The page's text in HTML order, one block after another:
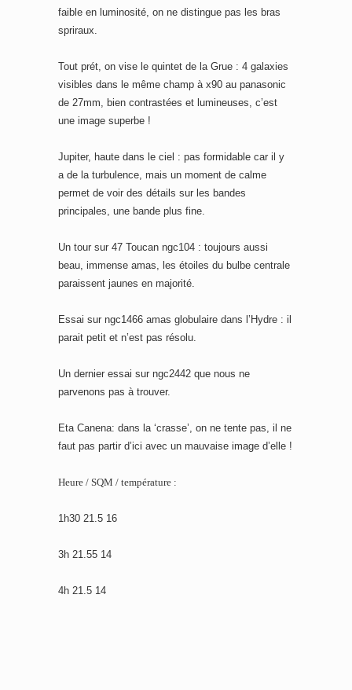
faible en luminosité, on ne distingue pas les bras
spriraux.
Tout prét, on vise le quintet de la Grue : 4 galaxies
visibles dans le même champ à x90 au panasonic
de 27mm, bien contrastées et lumineuses, c’est
une image superbe !
Jupiter, haute dans le ciel : pas formidable car il y
a de la turbulence, mais un moment de calme
permet de voir des détails sur les bandes
principales, une bande plus fine.
Un tour sur 47 Toucan ngc104 : toujours aussi
beau, immense amas, les étoiles du bulbe centrale
paraissent jaunes en majorité.
Essai sur ngc1466 amas globulaire dans l’Hydre : il
parait petit et n’est pas résolu.
Un dernier essai sur ngc2442 que nous ne
parvenons pas à trouver.
Eta Canena: dans la ‘crasse’, on ne tente pas, il ne
faut pas partir d’ici avec un mauvaise image d’elle !
Heure / SQM / température :
1h30 21.5 16
3h 21.55 14
4h 21.5 14